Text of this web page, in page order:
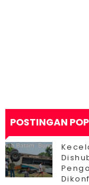
POSTINGAN